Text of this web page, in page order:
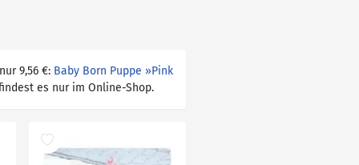
9,56 €: Baby Born Puppe »Pink
es nur im Online-Shop.